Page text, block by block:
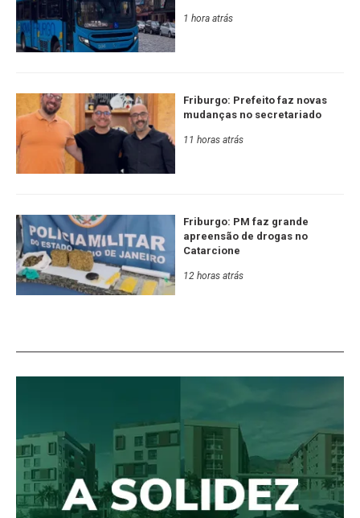
1 hora atrás
Friburgo: Prefeito faz novas
mudanças no secretariado
11 horas atrás
Friburgo: PM faz grande
apreensão de drogas no
Catarcione
12 horas atrás